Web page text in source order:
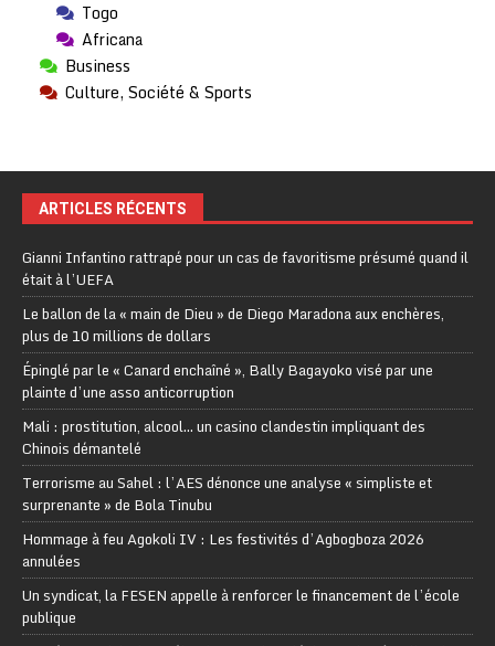
Togo
Africana
Business
Culture, Société & Sports
ARTICLES RÉCENTS
Gianni Infantino rattrapé pour un cas de favoritisme présumé quand il
était à l’UEFA
Le ballon de la « main de Dieu » de Diego Maradona aux enchères,
plus de 10 millions de dollars
Épinglé par le « Canard enchaîné », Bally Bagayoko visé par une
plainte d’une asso anticorruption
Mali : prostitution, alcool… un casino clandestin impliquant des
Chinois démantelé
Terrorisme au Sahel : l’AES dénonce une analyse « simpliste et
surprenante » de Bola Tinubu
Hommage à feu Agokoli IV : Les festivités d’Agbogboza 2026
annulées
Un syndicat, la FESEN appelle à renforcer le financement de l’école
publique